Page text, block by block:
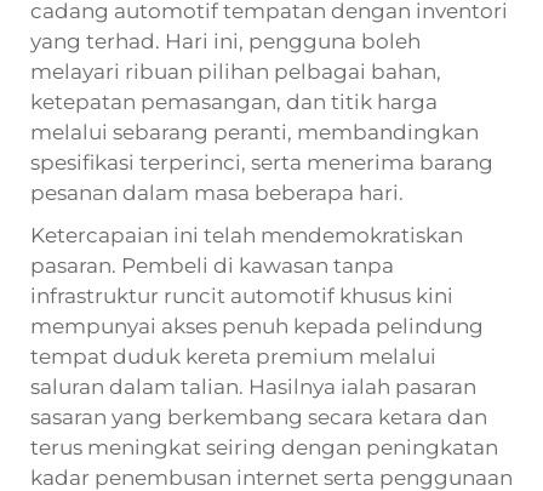
cadang automotif tempatan dengan inventori
yang terhad. Hari ini, pengguna boleh
melayari ribuan pilihan pelbagai bahan,
ketepatan pemasangan, dan titik harga
melalui sebarang peranti, membandingkan
spesifikasi terperinci, serta menerima barang
pesanan dalam masa beberapa hari.
Ketercapaian ini telah mendemokratiskan
pasaran. Pembeli di kawasan tanpa
infrastruktur runcit automotif khusus kini
mempunyai akses penuh kepada pelindung
tempat duduk kereta premium melalui
saluran dalam talian. Hasilnya ialah pasaran
sasaran yang berkembang secara ketara dan
terus meningkat seiring dengan peningkatan
kadar penembusan internet serta penggunaan